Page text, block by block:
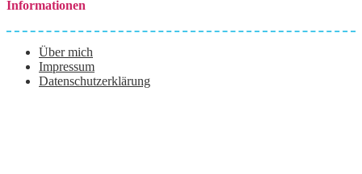
Informationen
Über mich
Impressum
Datenschutzerklärung